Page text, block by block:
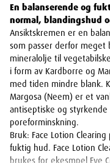
En balanserende og
normal, blandingshud
Ansiktskremen er en
som passer derfor meget
mineralolje til
i form av Kardborre og
med tiden mindre blank.
Margosa (Neem) er et
antiseptiske og styrkende
poreforminskning.
Bruk: Face Lotion
fuktig hud. Face Lotion
brukes for ekesmpel Eye